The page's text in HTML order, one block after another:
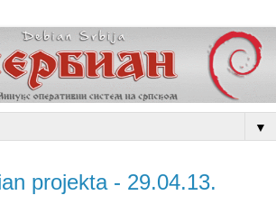
▼
projekta - 29.04.13.